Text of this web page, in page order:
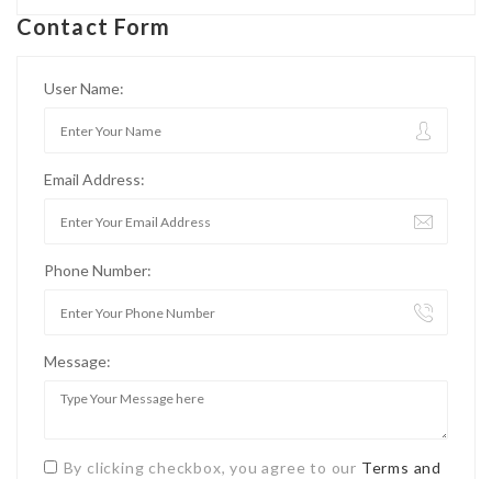
Contact Form
User Name:
Email Address:
Phone Number:
Message:
By clicking checkbox, you agree to our Terms and